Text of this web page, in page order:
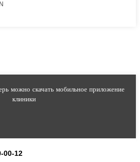
можно скачать мобильное приложение
клиники
00-12